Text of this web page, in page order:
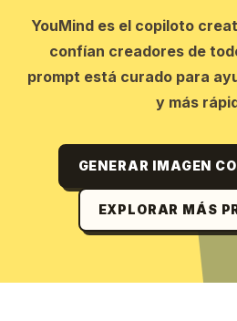
YouMind es el copiloto
confían creadores de
prompt está curado para
y más
GENERAR IMAGEN
EXPLORAR MÁS